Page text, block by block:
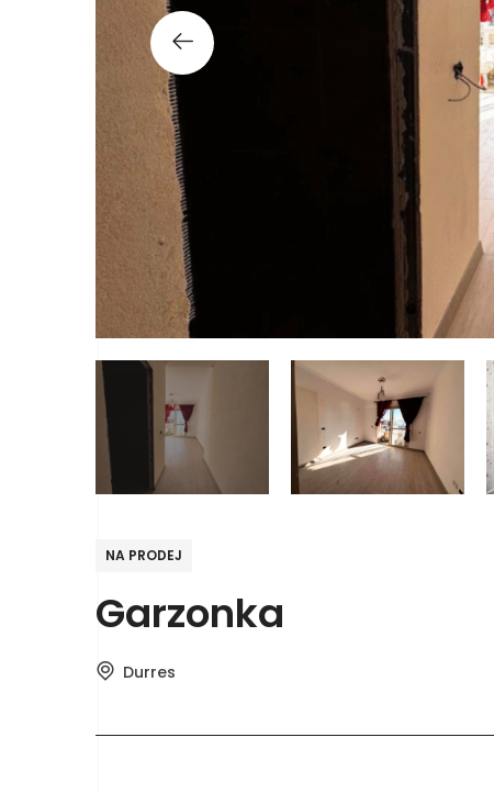
NA PRODEJ
Garzonka
Durres